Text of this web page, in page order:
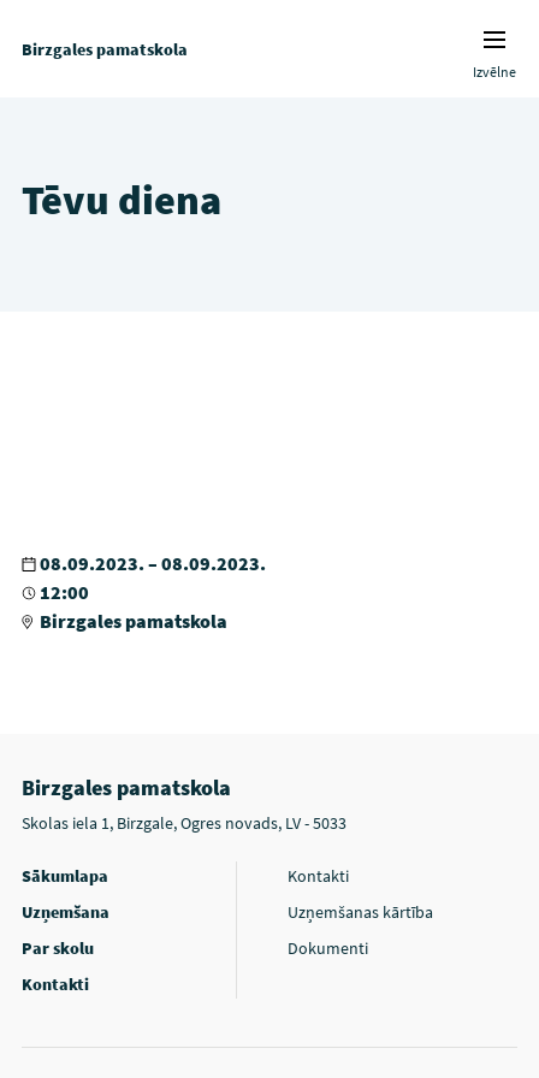
Birzgales pamatskola
Izvēlne
Tēvu diena
08.09.2023. – 08.09.2023.
12:00
Birzgales pamatskola
Birzgales pamatskola
Skolas iela 1, Birzgale, Ogres novads, LV - 5033
Sākumlapa
Uzņemšana
Par skolu
Kontakti
Kontakti
Uzņemšanas kārtība
Dokumenti